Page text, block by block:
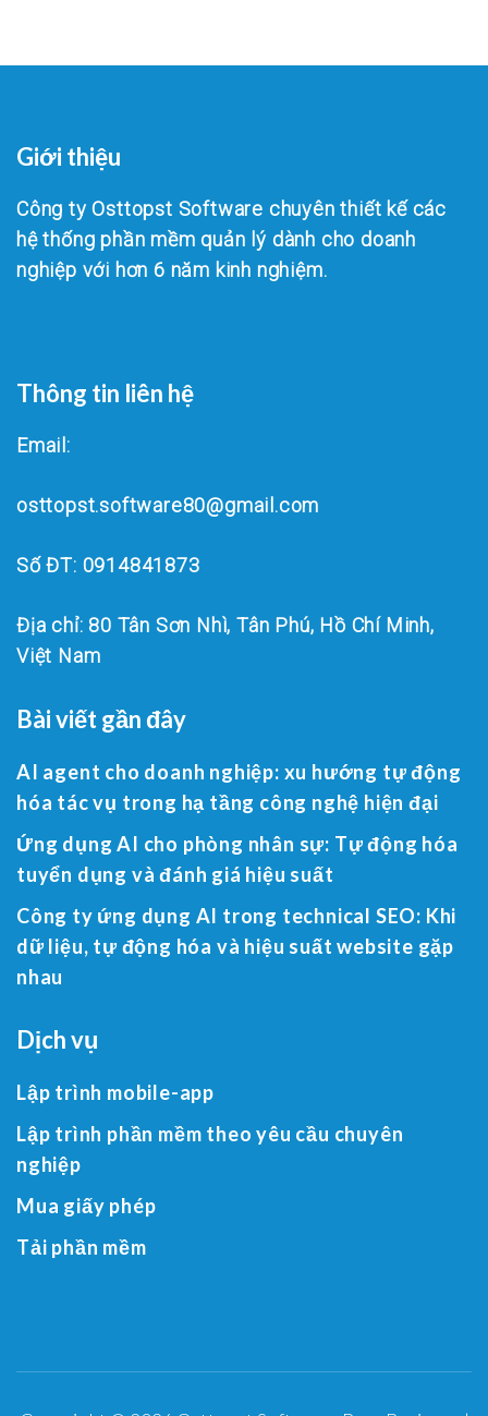
Giới thiệu
Công ty Osttopst Software chuyên thiết kế các
hệ thống phần mềm quản lý dành cho doanh
nghiệp với hơn 6 năm kinh nghiệm.
Thông tin liên hệ
Email:
osttopst.software80@gmail.com
Số ĐT: 0914841873
Địa chỉ: 80 Tân Sơn Nhì, Tân Phú, Hồ Chí Minh,
Việt Nam
Bài viết gần đây
AI agent cho doanh nghiệp: xu hướng tự động
hóa tác vụ trong hạ tầng công nghệ hiện đại
Ứng dụng AI cho phòng nhân sự: Tự động hóa
tuyển dụng và đánh giá hiệu suất
Công ty ứng dụng AI trong technical SEO: Khi
dữ liệu, tự động hóa và hiệu suất website gặp
nhau
Dịch vụ
Lập trình mobile-app
Lập trình phần mềm theo yêu cầu chuyên
nghiệp
Mua giấy phép
Tải phần mềm